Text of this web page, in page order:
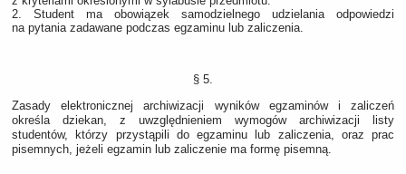
2. Student ma obowiązek samodzielnego udzielania odpowiedzi
na pytania zadawane podczas egzaminu lub zaliczenia.
§ 5.
Zasady elektronicznej archiwizacji wyników egzaminów i zaliczeń
określa dziekan, z uwzględnieniem wymogów archiwizacji listy
studentów, którzy przystąpili do egzaminu lub zaliczenia, oraz prac
pisemnych, jeżeli egzamin lub zaliczenie ma formę pisemną.